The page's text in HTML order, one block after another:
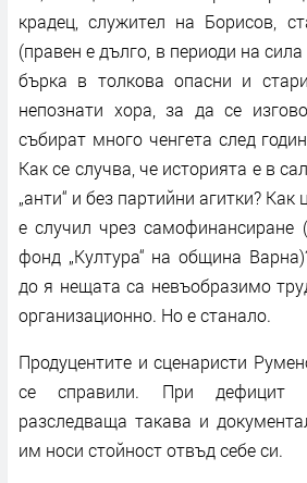
крадец, служител на Борисов,
(правен е дълго, в периоди на
бърка в толкова опасни и
непознати хора, за да се
събират много ченгета след
Как се случва, че историята е в
„анти“ и без партийни агитки?
е случил чрез самофинансиране
фонд „Култура“ на община
до я нещата са невъобразимо
организационно. Но е станало.
Продуцентите и сценаристи
се справили. При дефицит
разследваща такава и
им носи стойност отвъд себе си.